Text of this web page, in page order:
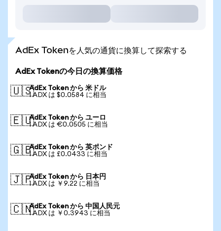
AdEx Tokenを人気の通貨に換算して探索する
AdEx Tokenの今日の換算価格
🇺🇸AdEx Token から 米ドル
1 ADX は $0.0584 に相当
🇪🇺AdEx Token から ユーロ
1 ADX は €0.0505 に相当
🇬🇧AdEx Token から 英ポンド
1 ADX は £0.0433 に相当
🇯🇵AdEx Token から 日本円
1 ADX は ￥9.22 に相当
🇨🇳AdEx Token から 中国人民元
1 ADX は ￥0.3943 に相当